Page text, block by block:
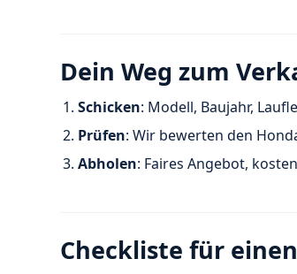
Dein Weg zum
Schicken: Modell, Baujahr,
Prüfen: Wir bewerten den
Abholen: Faires Angebot,
Checkliste für